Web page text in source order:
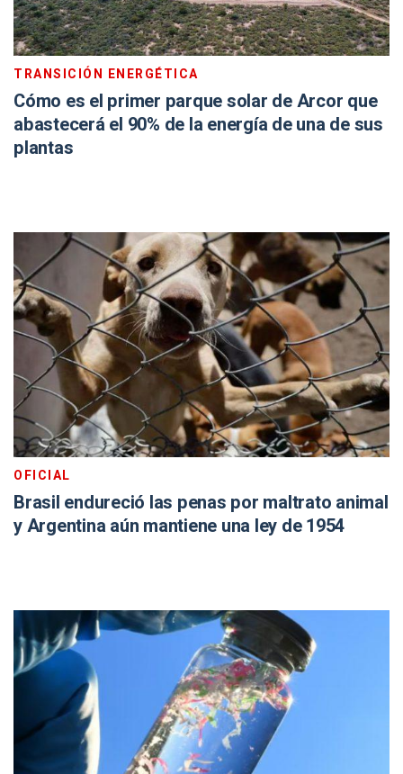
TRANSICIÓN ENERGÉTICA
Cómo es el primer parque solar de Arcor que
abastecerá el 90% de la energía de una de sus
plantas
OFICIAL
Brasil endureció las penas por maltrato animal
y Argentina aún mantiene una ley de 1954